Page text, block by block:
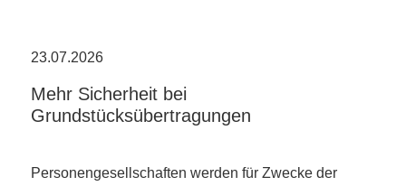
23.07.2026
Mehr Sicherheit bei
Grundstücksübertragungen
Personengesellschaften werden für Zwecke der